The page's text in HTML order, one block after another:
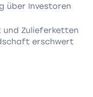
über Investoren
und Zulieferketten
erschwert